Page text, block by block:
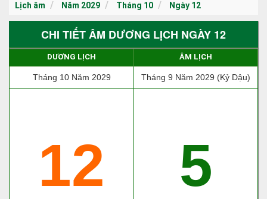
Lịch âm Năm 2029 Tháng 10 Ngày 12
CHI TIẾT ÂM DƯƠNG LỊCH NGÀY 12
DƯƠNG LỊCH ÂM LỊCH
Tháng 10 Năm 2029 Tháng 9 Năm 2029 (Kỷ Dậu)
12 5